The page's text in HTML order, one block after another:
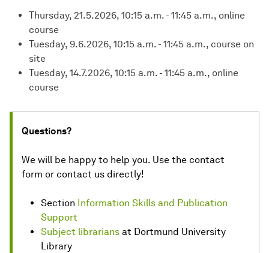
Thursday, 21.5.2026, 10:15 a.m. - 11:45 a.m., online
course
Tuesday, 9.6.2026, 10:15 a.m. - 11:45 a.m., course on
site
Tuesday, 14.7.2026, 10:15 a.m. - 11:45 a.m., online
course
Questions?
We will be happy to help you. Use the contact
form or contact us directly!
Section Information Skills and Publication
Support
Subject librarians at Dortmund University
Library